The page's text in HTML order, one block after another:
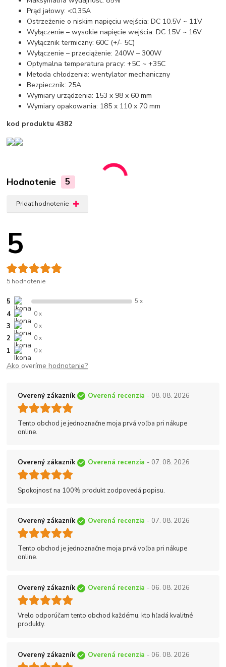
Prąd jałowy: <0,35A
Ostrzeżenie o niskim napięciu wejścia: DC 10.5V ~ 11V
Wyłączenie – wysokie napięcie wejścia: DC 15V ~ 16V
Wyłącznik termiczny: 60C (+/- 5C)
Wyłączenie – przeciążenie: 240W – 300W
Optymalna temperatura pracy: +5C ~ +35C
Metoda chłodzenia: wentylator mechaniczny
Bezpiecznik: 25A
Wymiary urządzenia: 153 x 98 x 60 mm
Wymiary opakowania: 185 x 110 x 70 mm
kod produktu 4382
Hodnotenie 5
Pridať hodnotenie
5
5 hodnotenie
5 5 x
4 0 x
3 0 x
2 0 x
1 0 x
Ako overíme hodnotenie?
Overený zákazník Overená recenzia - 08. 08. 2026
Tento obchod je jednoznačne moja prvá voľba pri nákupe
online.
Overený zákazník Overená recenzia - 07. 08. 2026
Spokojnosť na 100% produkt zodpovedá popisu.
Overený zákazník Overená recenzia - 07. 08. 2026
Tento obchod je jednoznačne moja prvá voľba pri nákupe
online.
Overený zákazník Overená recenzia - 06. 08. 2026
Vrelo odporúčam tento obchod každému, kto hľadá kvalitné
produkty.
Overený zákazník Overená recenzia - 06. 08. 2026